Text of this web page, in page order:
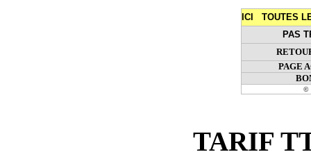
ICI TOUTES
PAS
PAGE
©
TARIF